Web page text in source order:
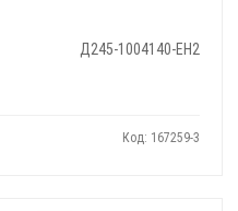
Д245-1004140-ЕН2
Код: 167259-3